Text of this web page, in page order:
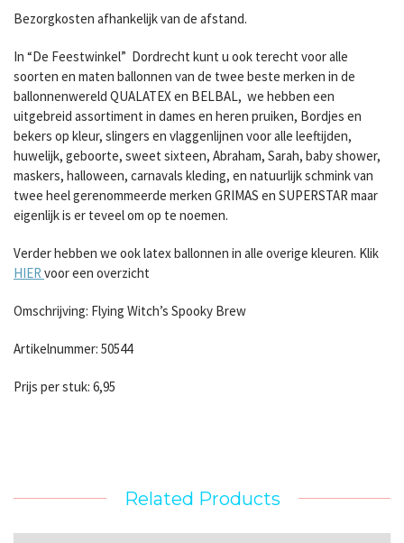
Bezorgkosten afhankelijk van de afstand.
In “De Feestwinkel” Dordrecht kunt u ook terecht voor alle
soorten en maten ballonnen van de twee beste merken in de
ballonnenwereld QUALATEX en BELBAL, we hebben een
uitgebreid assortiment in dames en heren pruiken, Bordjes en
bekers op kleur, slingers en vlaggenlijnen voor alle leeftijden,
huwelijk, geboorte, sweet sixteen, Abraham, Sarah, baby shower,
maskers, halloween, carnavals kleding, en natuurlijk schmink van
twee heel gerenommeerde merken GRIMAS en SUPERSTAR maar
eigenlijk is er teveel om op te noemen.
Verder hebben we ook latex ballonnen in alle overige kleuren. Klik
HIER voor een overzicht
Omschrijving: Flying Witch’s Spooky Brew
Artikelnummer: 50544
Prijs per stuk: 6,95
Related Products